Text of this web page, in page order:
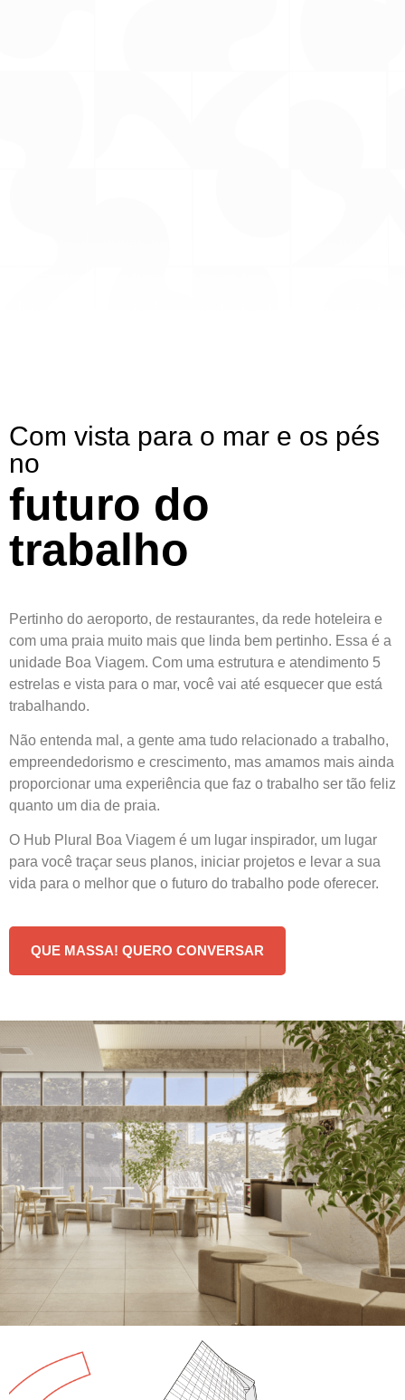
Com vista para o mar e os pés
no
futuro do
trabalho
Pertinho do aeroporto, de restaurantes, da rede hoteleira e
com uma praia muito mais que linda bem pertinho. Essa é a
unidade Boa Viagem. Com uma estrutura e atendimento 5
estrelas e vista para o mar, você vai até esquecer que está
trabalhando.
Não entenda mal, a gente ama tudo relacionado a trabalho,
empreendedorismo e crescimento, mas amamos mais ainda
proporcionar uma experiência que faz o trabalho ser tão feliz
quanto um dia de praia.
O Hub Plural Boa Viagem é um lugar inspirador, um lugar
para você traçar seus planos, iniciar projetos e levar a sua
vida para o melhor que o futuro do trabalho pode oferecer.
QUE MASSA! QUERO CONVERSAR